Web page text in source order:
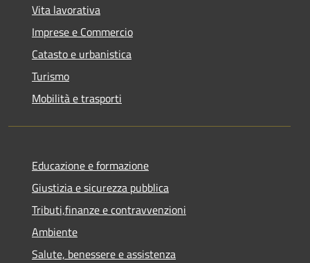
Vita lavorativa
Imprese e Commercio
Catasto e urbanistica
Turismo
Mobilità e trasporti
Educazione e formazione
Giustizia e sicurezza pubblica
Tributi,finanze e contravvenzioni
Ambiente
Salute, benessere e assistenza